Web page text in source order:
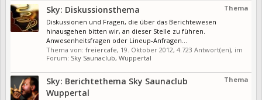
Thema
Sky: Diskussionsthema
Diskussionen und Fragen, die über das Berichtewesen
hinausgehen bitten wir, an dieser Stelle zu führen.
Anwesenheitsfragen oder Lineup-Anfragen...
Thema von: freiercafe, 19. Oktober 2012, 4.723 Antwort(en), im
Forum: Sky Saunaclub, Wuppertal
Thema
Sky: Berichtethema Sky Saunaclub
Wuppertal